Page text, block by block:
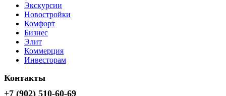
Экскурсии
Новостройки
Комфорт
Бизнес
Элит
Коммерция
Инвесторам
Контакты
+7 (902) 510-60-69